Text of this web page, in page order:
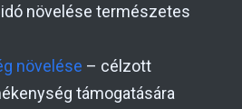
növelése természetes
növelése – célzott
támogatására